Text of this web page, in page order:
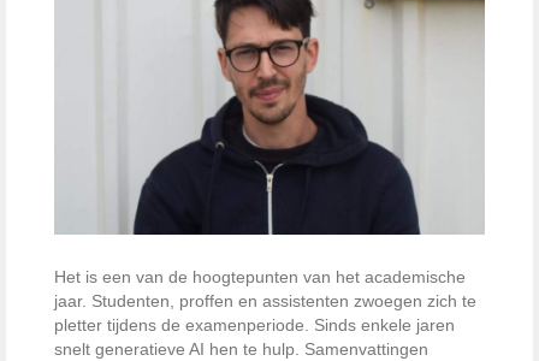
Het is een van de hoogtepunten van het academische
jaar. Studenten, proffen en assistenten zwoegen zich te
pletter tijdens de examenperiode. Sinds enkele jaren
snelt generatieve AI hen te hulp. Samenvattingen